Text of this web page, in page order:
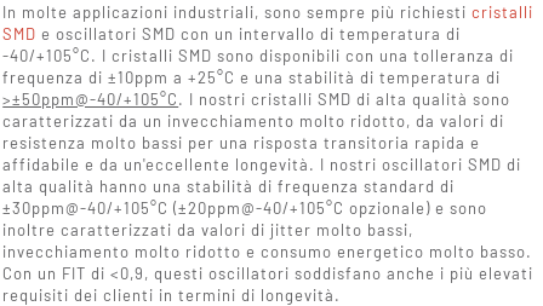
In molte applicazioni industriali, sono sempre più richiesticristalli
SMD e oscillatori SMD con un intervallo di temperatura di
-40/+105°C. I cristalli SMD sono disponibili con una tolleranza di
frequenza di ±10ppm a +25°C e una stabilità di temperatura di
>±50ppm@-40/+105°C. I nostri cristalli SMD di alta qualità sono
caratterizzati da un invecchiamento molto ridotto, da valori di
resistenza molto bassi per una risposta transitoria rapida e
affidabile e da un'eccellente longevità. I nostri oscillatori SMD di
alta qualità hanno una stabilità di frequenza standard di
±30ppm@-40/+105°C (±20ppm@-40/+105°C opzionale) e sono
inoltre caratterizzati da valori di jitter molto bassi,
invecchiamento molto ridotto e consumo energetico molto basso.
Con un FIT di <0,9, questi oscillatori soddisfano anche i più elevati
requisiti dei clienti in termini di longevità.